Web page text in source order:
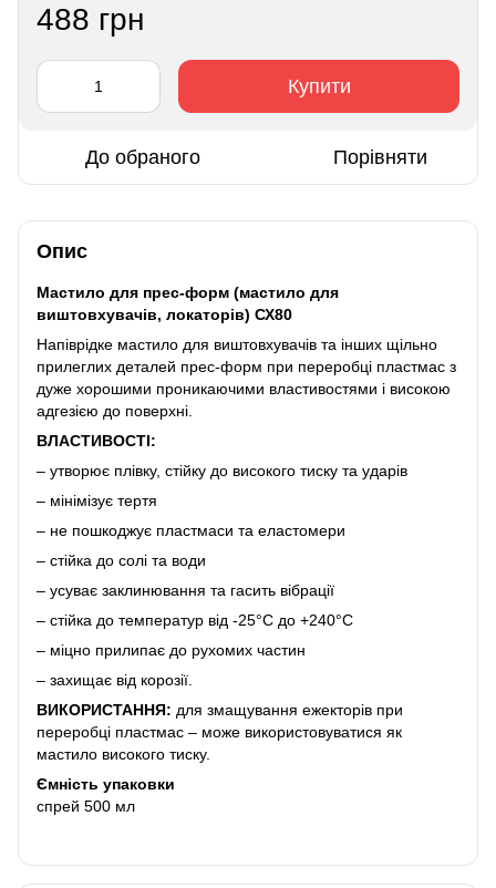
488 грн
Купити
До обраного Порівняти
Опис
Мастило для прес-форм (мастило для
виштовхувачів, локаторів) СХ80
Напіврідке мастило для виштовхувачів та інших щільно
прилеглих деталей прес-форм при переробці пластмас з
дуже хорошими проникаючими властивостями і високою
адгезією до поверхні.
ВЛАСТИВОСТІ:
– утворює плівку, стійку до високого тиску та ударів
– мінімізує тертя
– не пошкоджує пластмаси та еластомери
– стійка до солі та води
– усуває заклинювання та гасить вібрації
– стійка до температур від -25°C до +240°C
– міцно прилипає до рухомих частин
– захищає від корозії.
ВИКОРИСТАННЯ: для змащування ежекторів при
переробці пластмас – може використовуватися як
мастило високого тиску.
Ємність упаковки
спрей 500 мл